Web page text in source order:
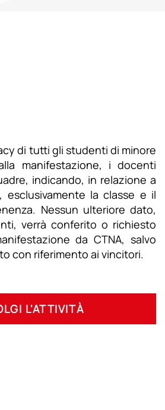
di tutti gli studenti di minore
manifestazione, i docenti
indicando, in relazione a
esclusivamente la classe e il
Nessun ulteriore dato,
verrà conferito o richiesto
da CTNA, salvo
con riferimento ai vincitori.
L'ATTIVITÀ